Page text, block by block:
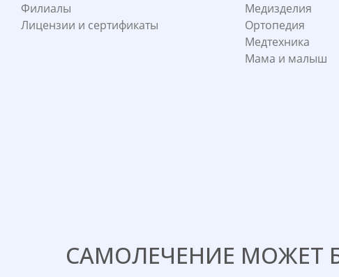
Филиалы
Лицензии и сертификаты
Медизделия
Ортопедия
Медтехника
Мама и малыш
САМОЛЕЧЕНИЕ МОЖЕТ